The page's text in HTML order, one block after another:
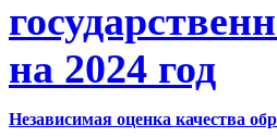
на 2024 год
Независимая оценка качества